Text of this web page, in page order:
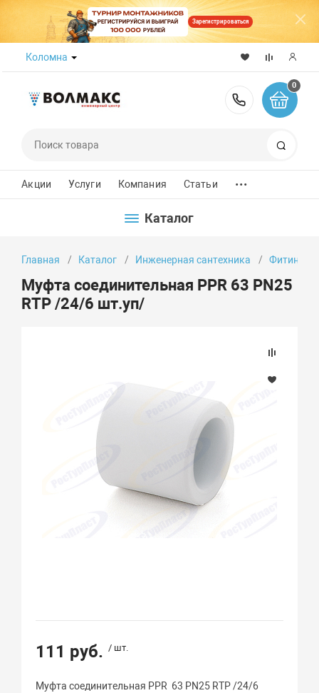
Зарегистрироваться
Коломна
8 (800)
0
Акции Услуги Компания Статьи ...
Каталог
Главная Каталог Инженерная сантехника Фитинги
Муфта соединительная PPR 63 PN25
RTP /24/6 шт.уп/
111 руб. / шт.
Муфта соединительная PPR 63 PN25 RTP /24/6